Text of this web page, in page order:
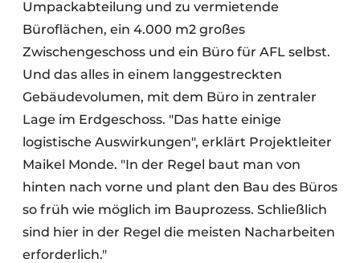
Umpackabteilung und zu vermietende
Büroflächen, ein 4.000 m2 großes
Zwischengeschoss und ein Büro für AFL selbst.
Und das alles in einem langgestreckten
Gebäudevolumen, mit dem Büro in zentraler
Lage im Erdgeschoss. "Das hatte einige
logistische Auswirkungen", erklärt Projektleiter
Maikel Monde. "In der Regel baut man von
hinten nach vorne und plant den Bau des Büros
so früh wie möglich im Bauprozess. Schließlich
sind hier in der Regel die meisten Nacharbeiten
erforderlich."